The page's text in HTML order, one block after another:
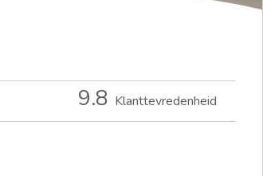
9.8 Klanttevredenheid